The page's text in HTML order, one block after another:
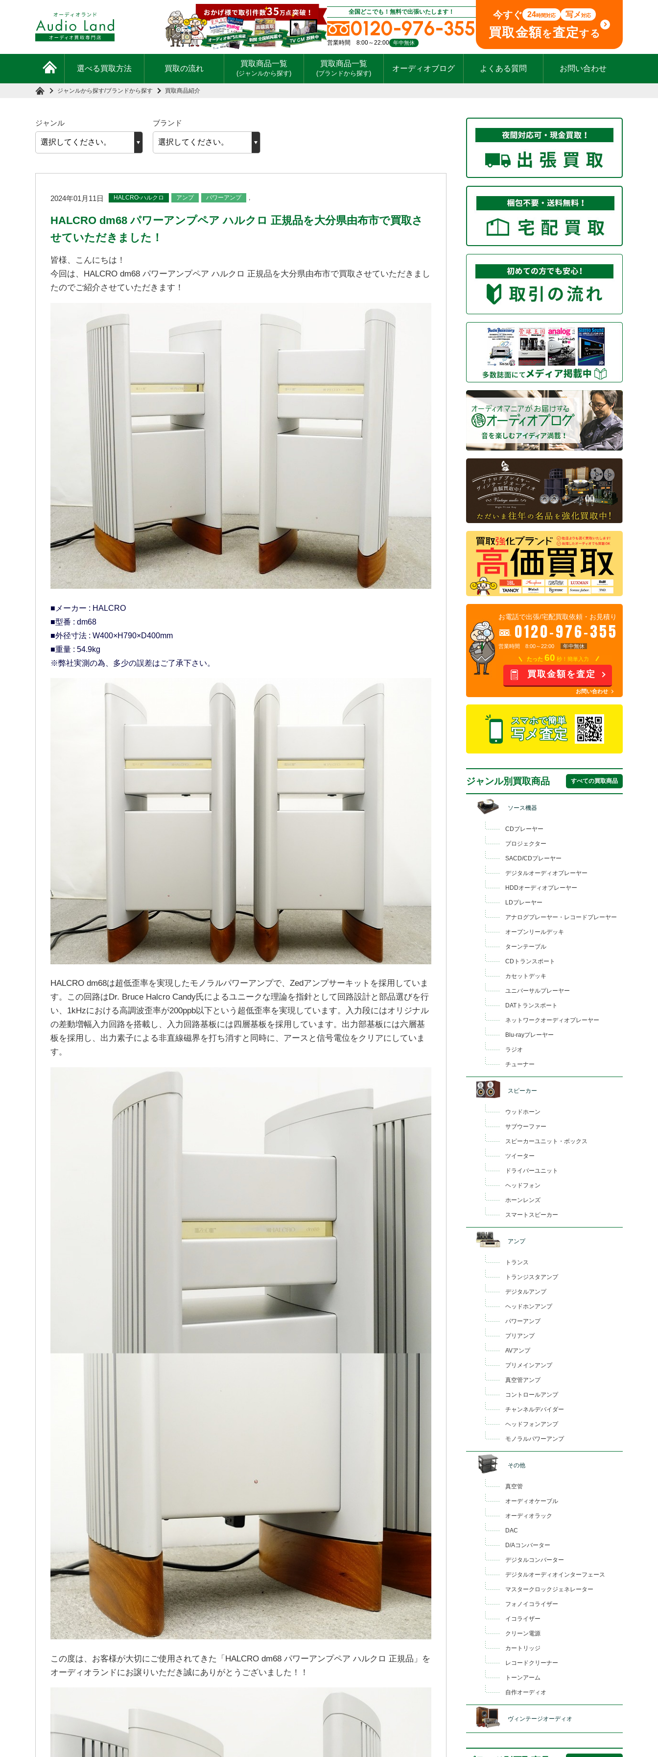
全国どこでも！無料で出張いたします！
0120-976-355
営業時間 8:00～22:00 年中無休
今すぐ 24時間対応 写メ対応
買取金額を査定する
選べる買取方法 買取の流れ
買取商品一覧
(ジャンルから探す)
買取商品一覧
(ブランドから探す)
オーディオブログ よくある質問 お問い合わせ
ジャンルから探す/ブランドから探す 買取商品紹介
ジャンル ブランド
2024年01月11日 HALCRO-ハルクロ アンプ ,
パワーアンプ
HALCRO dm68 パワーアンプペア ハルクロ 正規品を大分県由布市で買取さ
せていただきました！
皆様、こんにちは！
今回は、HALCRO dm68 パワーアンプペア ハルクロ 正規品を大分県由布市で買取させていただきまし
たのでご紹介させていただきます！
■メーカー : HALCRO
■型番 : dm68
■外径寸法 : W400×H790×D400mm
■重量 : 54.9kg
※弊社実測の為、多少の誤差はご了承下さい。
HALCRO dm68は超低歪率を実現したモノラルパワーアンプで、Zedアンプサーキットを採用していま
す。この回路はDr. Bruce Halcro Candy氏によるユニークな理論を指針として回路設計と部品選びを行
い、1kHzにおける高調波歪率が200ppb以下という超低歪率を実現しています。入力段にはオリジナル
の差動増幅入力回路を搭載し、入力回路基板には四層基板を採用しています。出力部基板には六層基
板を採用し、出力素子による非直線磁界を打ち消すと同時に、アースと信号電位をクリアにしていま
す。
この度は、お客様が大切にご使用されてきた「HALCRO dm68 パワーアンプペア ハルクロ 正規品」を
オーディオランドにお譲りいただき誠にありがとうございました！！
お電話で出張/宅配買取依頼・お見積り
0120-976-355
営業時間 8:00～22:00 年中無休
たった 60 秒！簡単入力
買取金額を査定
お問い合わせ
スマホで簡単
写メ査定
ジャンル別買取商品 すべての買取商品
ソース機器
CDプレーヤー
プロジェクター
SACD/CDプレーヤー
デジタルオーディオプレーヤー
HDDオーディオプレーヤー
LDプレーヤー
アナログプレーヤー・レコードプレーヤー
オープンリールデッキ
ターンテーブル
CDトランスポート
カセットデッキ
ユニバーサルプレーヤー
DATトランスポート
ネットワークオーディオプレーヤー
Blu-rayプレーヤー
ラジオ
チューナー
スピーカー
ウッドホーン
サブウーファー
スピーカーユニット・ボックス
ツイーター
ドライバーユニット
ヘッドフォン
ホーンレンズ
スマートスピーカー
アンプ
トランス
トランジスタアンプ
デジタルアンプ
ヘッドホンアンプ
パワーアンプ
プリアンプ
AVアンプ
プリメインアンプ
真空管アンプ
コントロールアンプ
チャンネルデバイダー
ヘッドフォンアンプ
モノラルパワーアンプ
その他
真空管
オーディオケーブル
オーディオラック
DAC
D/Aコンバーター
デジタルコンバーター
デジタルオーディオインターフェース
マスタークロックジェネレーター
フォノイコライザー
イコライザー
クリーン電源
カートリッジ
レコードクリーナー
トーンアーム
自作オーディオ
ヴィンテージオーディオ